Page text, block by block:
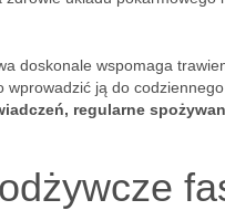
doskonale wspomaga
wprowadzić ją do
regularne